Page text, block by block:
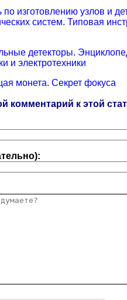
по изготовлению узлов и
систем. Типовая
детекторы.
и электротехники
монета. Секрет фокуса
комментарий к этой